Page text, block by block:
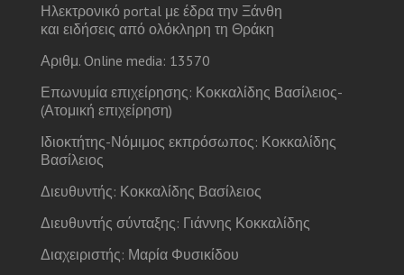
Ηλεκτρονικό portal με έδρα την Ξάνθη
και ειδήσεις από ολόκληρη τη Θράκη
Αριθμ. Online media: 13570
Επωνυμία επιχείρησης: Κοκκαλίδης Βασίλειος-
(Ατομική επιχείρηση)
Ιδιοκτήτης-Νόμιμος εκπρόσωπος: Κοκκαλίδης
Βασίλειος
Διευθυντής: Κοκκαλίδης Βασίλειος
Διευθυντής σύνταξης: Γιάννης Κοκκαλίδης
Διαχειριστής: Μαρία Φυσικίδου